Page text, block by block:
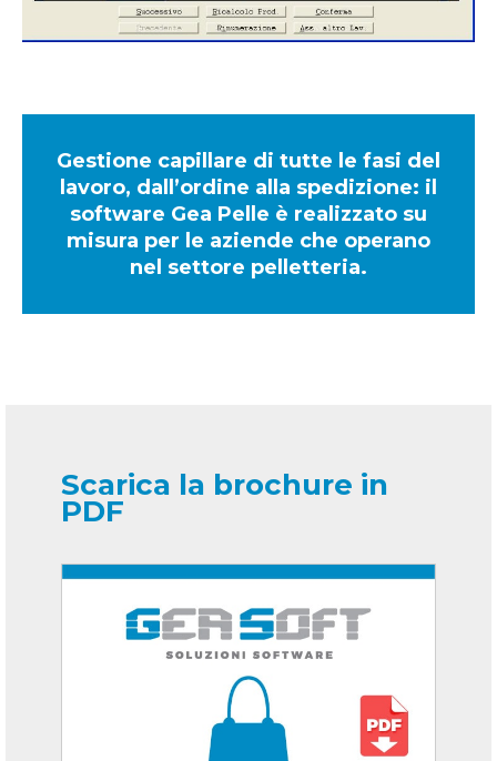
Gestione capillare di tutte le fasi del
lavoro, dall’ordine alla spedizione: il
software Gea Pelle è realizzato su
misura per le aziende che operano
nel settore pelletteria.
Scarica la brochure in
PDF